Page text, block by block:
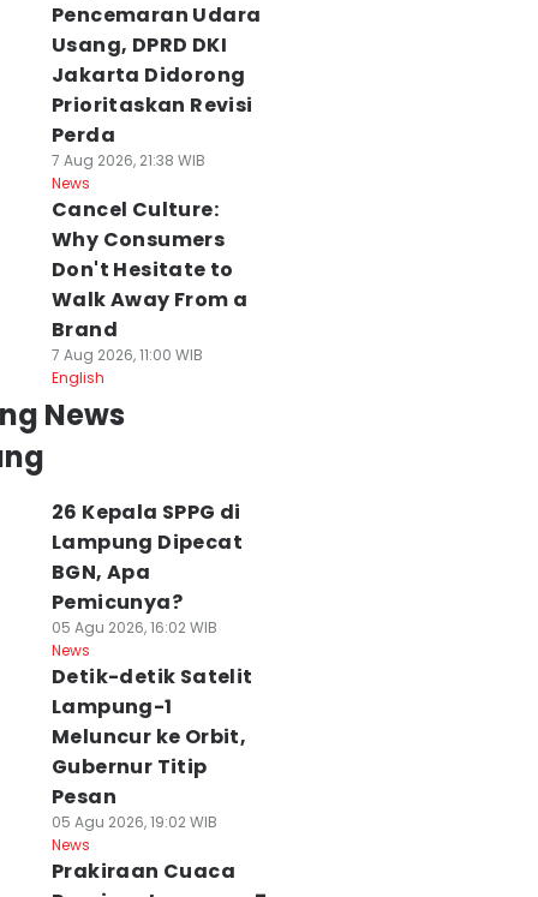
Pencemaran Udara
Usang, DPRD DKI
Jakarta Didorong
Prioritaskan Revisi
Perda
7 Aug 2026, 21:38 WIB
News
Cancel Culture:
Why Consumers
Don't Hesitate to
Walk Away From a
Brand
7 Aug 2026, 11:00 WIB
English
News
26 Kepala SPPG di
Lampung Dipecat
BGN, Apa
Pemicunya?
05 Agu 2026, 16:02 WIB
News
Detik-detik Satelit
Lampung-1
Meluncur ke Orbit,
Gubernur Titip
Pesan
05 Agu 2026, 19:02 WIB
News
Prakiraan Cuaca